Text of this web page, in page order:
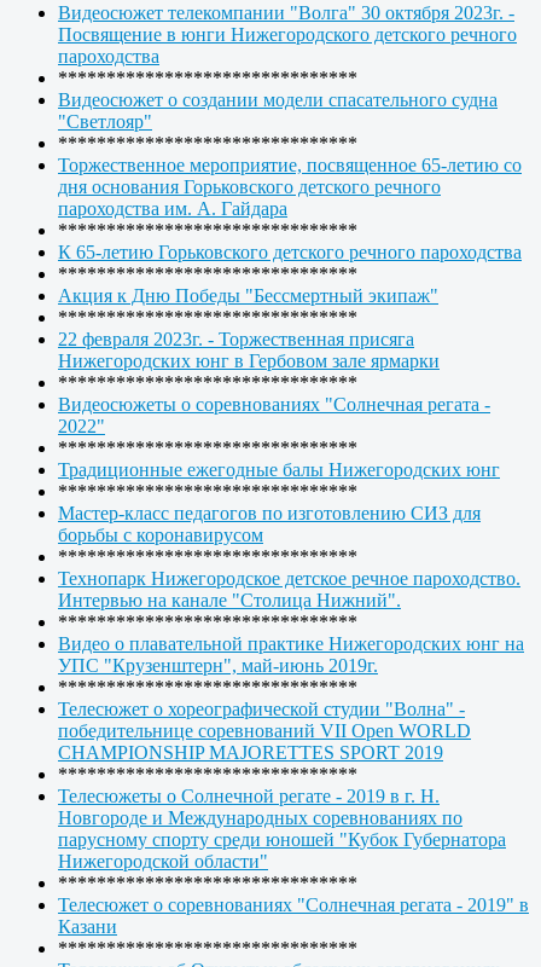
Видеосюжет телекомпании "Волга" 30 октября 2023г. -
Посвящение в юнги Нижегородского детского речного
пароходства
*******************************
Видеосюжет о создании модели спасательного судна
"Светлояр"
*******************************
Торжественное мероприятие, посвященное 65-летию со
дня основания Горьковского детского речного
пароходства им. А. Гайдара
*******************************
К 65-летию Горьковского детского речного пароходства
*******************************
Акция к Дню Победы "Бессмертный экипаж"
*******************************
22 февраля 2023г. - Торжественная присяга
Нижегородских юнг в Гербовом зале ярмарки
*******************************
Видеосюжеты о соревнованиях "Солнечная регата -
2022"
*******************************
Традиционные ежегодные балы Нижегородских юнг
*******************************
Мастер-класс педагогов по изготовлению СИЗ для
борьбы с коронавирусом
*******************************
Технопарк Нижегородское детское речное пароходство.
Интервью на канале "Столица Нижний".
*******************************
Видео о плавательной практике Нижегородских юнг на
УПС "Крузенштерн", май-июнь 2019г.
*******************************
Телесюжет о хореографической студии "Волна" -
победительнице соревнований VII Open WORLD
CHAMPIONSHIP MAJORETTES SPORT 2019
*******************************
Телесюжеты о Солнечной регате - 2019 в г. Н.
Новгороде и Международных соревнованиях по
парусному спорту среди юношей "Кубок Губернатора
Нижегородской области"
*******************************
Телесюжет о соревнованиях "Солнечная регата - 2019" в
Казани
*******************************